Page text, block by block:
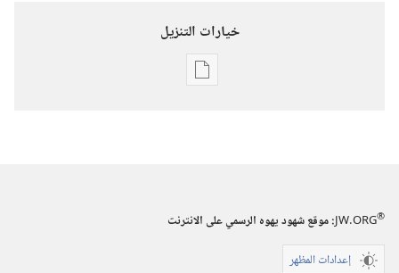
خيارات التنزيل
خيارات
الدراسية)‏
JW.ORG®
:‏ موقع شهود يهوه الرسمي على الانترنت
إعدادات المظهر